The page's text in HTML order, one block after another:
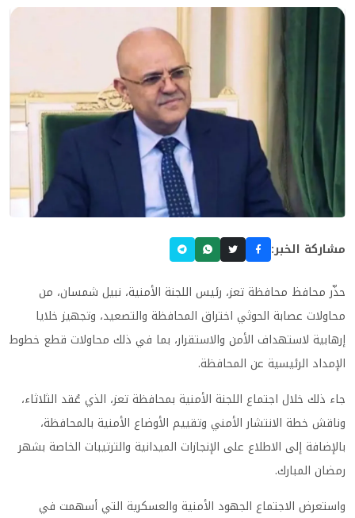
مشاركة الخبر:
حذّر محافظ محافظة تعز، رئيس اللجنة الأمنية، نبيل شمسان، من
محاولات عصابة الحوثي اختراق المحافظة والتصعيد، وتجهيز خلايا
إرهابية لاستهداف الأمن والاستقرار، بما في ذلك محاولات قطع خطوط
الإمداد الرئيسية عن المحافظة.
جاء ذلك خلال اجتماع اللجنة الأمنية بمحافظة تعز، الذي عُقد الثلاثاء،
وناقش خطة الانتشار الأمني وتقييم الأوضاع الأمنية بالمحافظة،
بالإضافة إلى الاطلاع على الإنجازات الميدانية والترتيبات الخاصة بشهر
رمضان المبارك.
واستعرض الاجتماع الجهود الأمنية والعسكرية التي أسهمت في